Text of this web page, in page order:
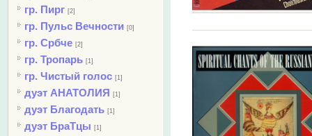
гр. Пирг [2]
гр. Пульс Вечности [0]
гр. Србче [2]
гр. Тропарь [1]
гр. Чистый голос [1]
дуэт АНАТОЛИЯ [1]
дуэт Благодать [1]
дуэт БраТцы [1]